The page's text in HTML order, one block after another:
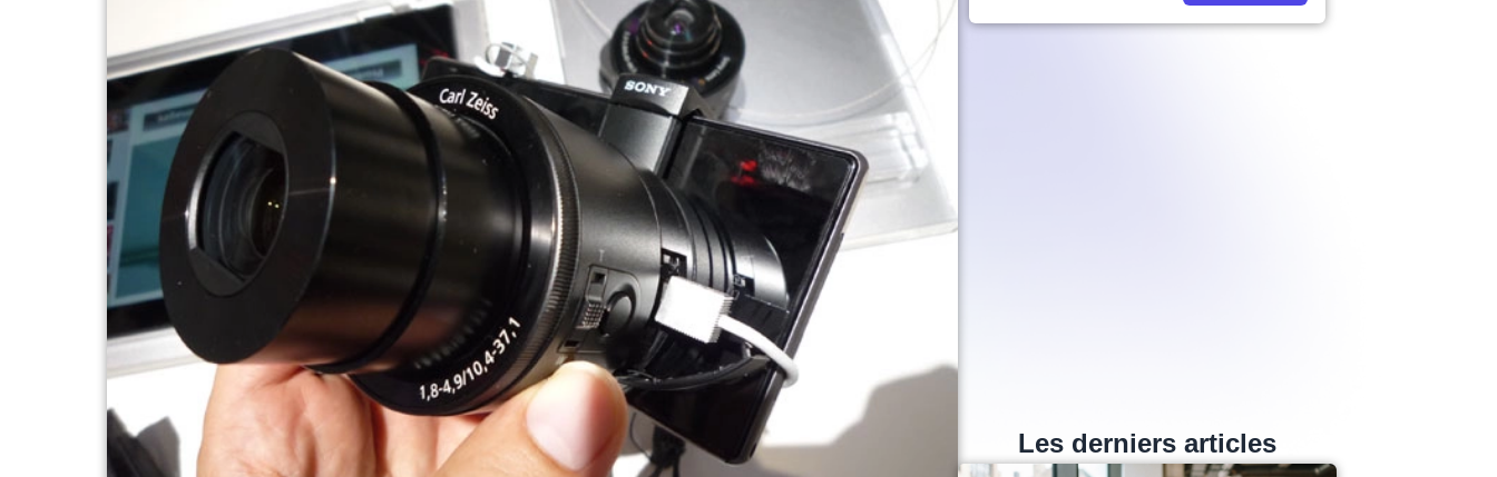
Les derniers articles